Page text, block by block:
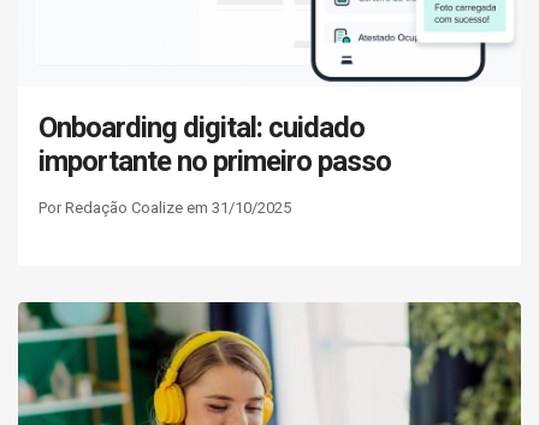
Onboarding digital: cuidado
importante no primeiro passo
Por Redação Coalize em 31/10/2025